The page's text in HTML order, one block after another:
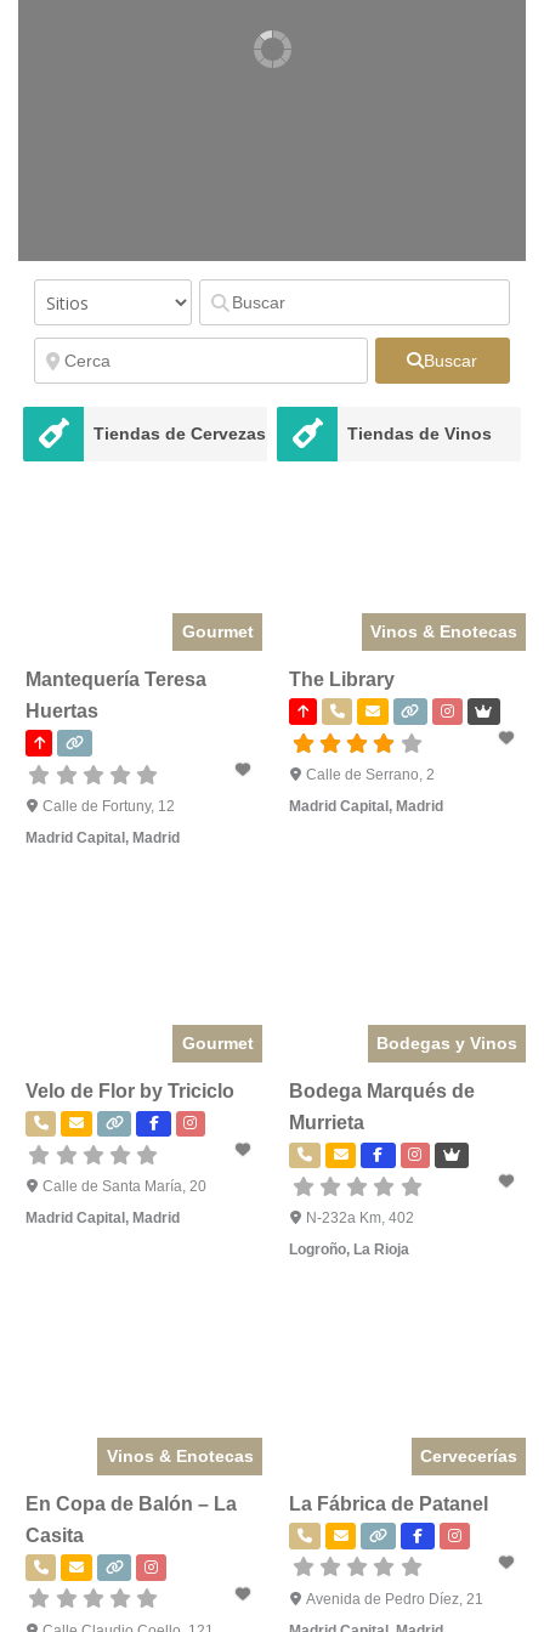
Buscar
Tiendas de Cervezas Tiendas de Vinos
Gourmet
Mantequería Teresa
Huertas
Calle de Fortuny, 12
Madrid Capital, Madrid
Vinos & Enotecas
The Library
Calle de Serrano, 2
Madrid Capital,Madrid
Gourmet
Velo de Flor by Triciclo
Calle de Santa María, 20
Madrid Capital , Madrid
Bodegas y Vinos
Bodega Marqués de
Murrieta
N-232a Km, 402
Logroño, La Rioja
Vinos & Enotecas
En Copa de Balón – La
Casita
Cervecerías
La Fábrica de Patanel
Avenida de Pedro Díez, 21